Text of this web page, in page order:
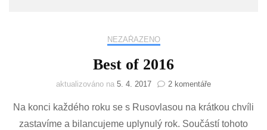
NEZAŘAZENO
Best of 2016
aktualizováno na 5. 4. 2017 2 komentářeu
s
názvem
Na konci každého roku se s Rusovlasou na krátkou chvíli
zastavíme a bilancujeme uplynulý rok. Součástí tohoto